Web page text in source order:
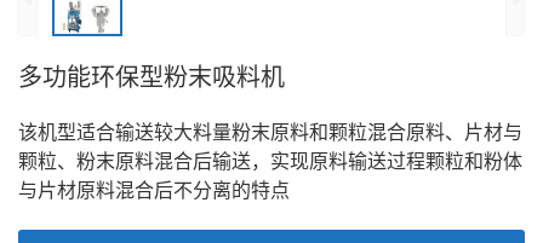
多功能环保型粉末吸料机
该机型适合输送较大料量粉末原料和颗粒混合原料、片材与
颗粒、粉末原料混合后输送，实现原料输送过程颗粒和粉体
与片材原料混合后不分离的特点